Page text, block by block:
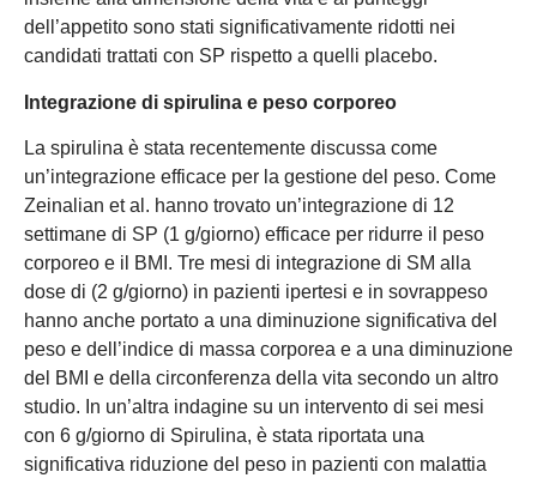
dell’appetito sono stati significativamente ridotti nei
candidati trattati con SP rispetto a quelli placebo.
Integrazione di spirulina e peso corporeo
La spirulina è stata recentemente discussa come
un’integrazione efficace per la gestione del peso. Come
Zeinalian et al. hanno trovato un’integrazione di 12
settimane di SP (1 g/giorno) efficace per ridurre il peso
corporeo e il BMI. Tre mesi di integrazione di SM alla
dose di (2 g/giorno) in pazienti ipertesi e in sovrappeso
hanno anche portato a una diminuzione significativa del
peso e dell’indice di massa corporea e a una diminuzione
del BMI e della circonferenza della vita secondo un altro
studio. In un’altra indagine su un intervento di sei mesi
con 6 g/giorno di Spirulina, è stata riportata una
significativa riduzione del peso in pazienti con malattia